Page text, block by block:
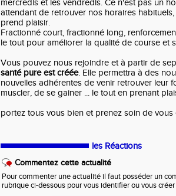
mercredis et les vendredis. Ce n'est pas un
attendant de retrouver nos horaires
prend plaisir.
Fractionné court, fractionné long,
le tout pour améliorer la qualité de course et
Vous pouvez nous rejoindre et à partir de
santé pure est créée. Elle permettra à des
nouvelles adhérentes de venir retrouver leur
muscler, de se gainer ... le tout en prenant
portez tous vous bien et prenez soin de
les Réactions
Commentez cette actualité
Pour commenter une actualité il faut posséder un
rubrique ci-dessous pour vous identifier ou vous